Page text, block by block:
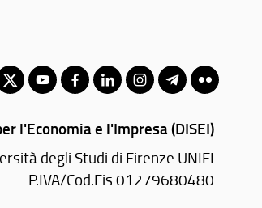
l'Economia e l'Impresa (DISEI)
degli Studi di Firenze UNIFI
P.IVA/Cod.Fis 01279680480